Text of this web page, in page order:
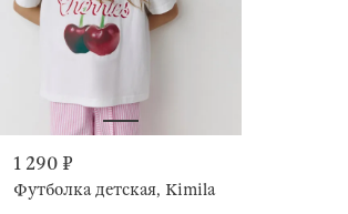
1 290 ₽
Футболка детская, Kimila